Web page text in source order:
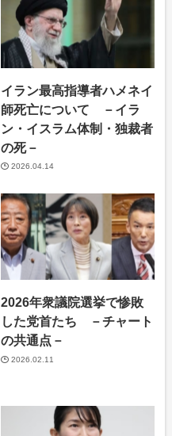
イラン最高指導者ハメネイ
師死亡について －イラ
ン・イスラム体制・独裁者
の死－
2026.04.14
2026年衆議院選挙で惨敗
した党首たち －チャート
の共通点－
2026.02.11